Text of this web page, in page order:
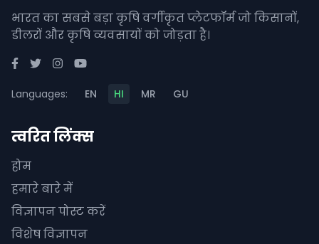
भारत का सबसे बड़ा कृषि वर्गीकृत प्लेटफॉर्म जो किसानों,
डीलरों और कृषि व्यवसायों को जोड़ता है।
Languages: EN HI MR GU
त्वरित लिंक्स
होम
हमारे बारे में
विज्ञापन पोस्ट करें
विशेष विज्ञापन